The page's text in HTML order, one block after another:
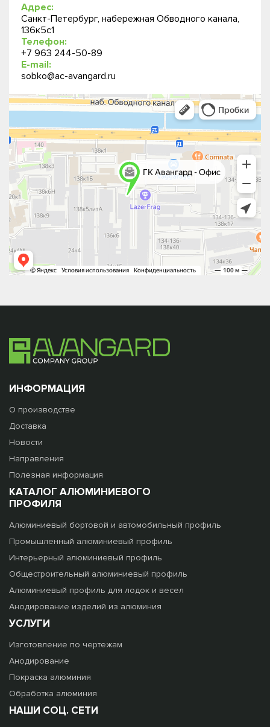
Адрес:
Санкт-Петербург, набережная Обводного канала,
136к5с1
Телефон:
+7 963 244-50-89
E-mail:
sobko@ac-avangard.ru
ИНФОРМАЦИЯ
О производстве
Доставка
Новости
Направления
Полезная информация
КАТАЛОГ АЛЮМИНИЕВОГО
ПРОФИЛЯ
Алюминиевый бортовой и автомобильный профиль
Промышленный алюминиевый профиль
Интерьерный алюминиевый профиль
Общестроительный алюминиевый профиль
Алюминиевый профиль для лодок и весел
Анодирование изделий из алюминия
УСЛУГИ
Изготовление по чертежам
Анодирование
Покраска алюминия
Обработка алюминия
НАШИ СОЦ. СЕТИ